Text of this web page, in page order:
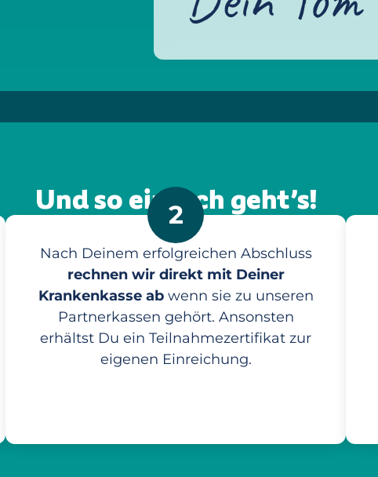
Und so einfach geht’s!
2
Nach Deinem erfolgreichen Abschluss
rechnen wir direkt mit Deiner
Krankenkasse abwenn sie zu unseren
Partnerkassen gehört. Ansonsten
erhältst Du ein Teilnahmezertifikat zur
eigenen Einreichung.